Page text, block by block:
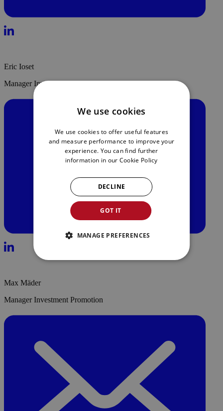
Eric Ioset
Manager Investment Promotion
Max Mäder
Manager Investment Promotion
We use cookies
We use cookies to offer useful features
and measure performance to improve your
experience. You can find further
information in our Cookie Policy
GOT IT
DECLINE
MANAGE PREFERENCES